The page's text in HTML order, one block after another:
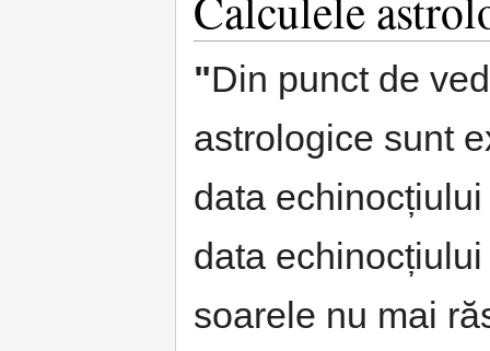
"Din punct de
astrologice sunt
data
data
soarele nu mai